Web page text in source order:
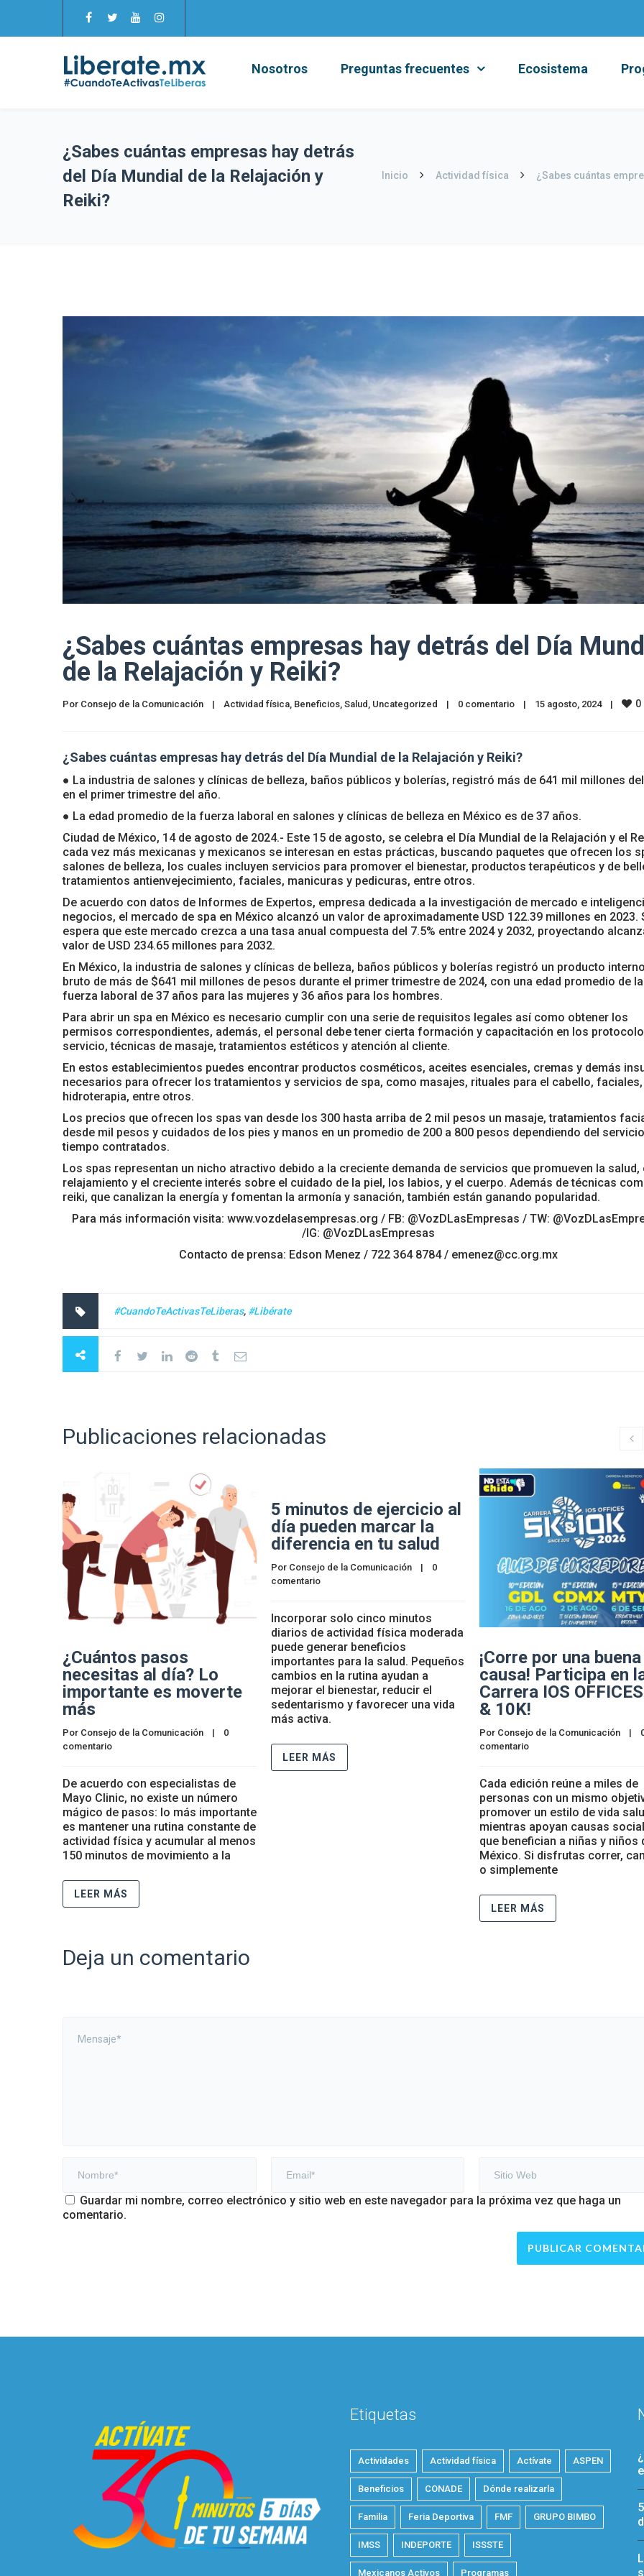
Nosotros Preguntas frecuentes Ecosistema
¿Sabes cuántas empresas hay detrás
del Día Mundial de la Relajación y
Reiki?
Inicio Actividad física ¿Sabes cuántas
¿Sabes cuántas empresas hay detrás del Día
de la Relajación y Reiki?
Por Consejo de la Comunicación | Actividad física, Beneficios, Salud , Uncategorized | 0 comentario | 15 agosto, 2024 | 0
¿Sabes cuántas empresas hay detrás del Día Mundial de la Relajación y Reiki?
● La industria de salones y clínicas de belleza, baños públicos y bolerías, registró más de 641 mil millones del
en el primer trimestre del año.
● La edad promedio de la fuerza laboral en salones y clínicas de belleza en México es de 37 años.
Ciudad de México, 14 de agosto de 2024.- Este 15 de agosto, se celebra el Día Mundial de la Relajación y el
cada vez más mexicanas y mexicanos se interesan en estas prácticas, buscando paquetes que ofrecen los
salones de belleza, los cuales incluyen servicios para promover el bienestar, productos terapéuticos y de
tratamientos antienvejecimiento, faciales, manicuras y pedicuras, entre otros.
De acuerdo con datos de Informes de Expertos, empresa dedicada a la investigación de mercado e
negocios, el mercado de spa en México alcanzó un valor de aproximadamente USD 122.39 millones en 2023.
espera que este mercado crezca a una tasa anual compuesta del 7.5% entre 2024 y 2032, proyectando
valor de USD 234.65 millones para 2032.
En México, la industria de salones y clínicas de belleza, baños públicos y bolerías registró un producto interno
bruto de más de $641 mil millones de pesos durante el primer trimestre de 2024, con una edad promedio de la
fuerza laboral de 37 años para las mujeres y 36 años para los hombres.
Para abrir un spa en México es necesario cumplir con una serie de requisitos legales así como obtener los
permisos correspondientes, además, el personal debe tener cierta formación y capacitación en los
servicio, técnicas de masaje, tratamientos estéticos y atención al cliente.
En estos establecimientos puedes encontrar productos cosméticos, aceites esenciales, cremas y demás
necesarios para ofrecer los tratamientos y servicios de spa, como masajes, rituales para el cabello, faciales,
hidroterapia, entre otros.
Los precios que ofrecen los spas van desde los 300 hasta arriba de 2 mil pesos un masaje, tratamientos
desde mil pesos y cuidados de los pies y manos en un promedio de 200 a 800 pesos dependiendo del
tiempo contratados.
Los spas representan un nicho atractivo debido a la creciente demanda de servicios que promueven la salud,
relajamiento y el creciente interés sobre el cuidado de la piel, los labios, y el cuerpo. Además de técnicas
reiki, que canalizan la energía y fomentan la armonía y sanación, también están ganando popularidad.
Para más información visita: www.vozdelasempresas.org / FB: @VozDLasEmpresas / TW:
/IG: @VozDLasEmpresas
Contacto de prensa: Edson Menez / 722 364 8784 / emenez@cc.org.mx
#CuandoTeActivasTeLiberas, #Libérate
Publicaciones relacionadas
¿Cuántos pasos
necesitas al día? Lo
importante es moverte
más
Por Consejo de la Comunicación
    |
0
comentario
De acuerdo con especialistas de
Mayo Clinic, no existe un número
mágico de pasos: lo más importante
es mantener una rutina constante de
actividad física y acumular al menos
150 minutos de movimiento a la
LEER MÁS
5 minutos de ejercicio al
día pueden marcar la
diferencia en tu salud
Por Consejo de la Comunicación
    |
0
comentario
Incorporar solo cinco minutos
diarios de actividad física moderada
puede generar beneficios
importantes para la salud. Pequeños
cambios en la rutina ayudan a
mejorar el bienestar, reducir el
sedentarismo y favorecer una vida
más activa.
LEER MÁS
¡Corre por una buena
causa! Participa en
Carrera IOS
& 10K!
Por Consejo de la Comunicación
    |
comentario
Cada edición reúne a miles de
personas con un mismo
promover un estilo de vida
mientras apoyan causas
que benefician a niñas y niños
México. Si disfrutas correr,
o simplemente
LEER MÁS
Deja un comentario
Guardar mi nombre, correo electrónico y sitio web en este navegador para la próxima vez que haga un
comentario.
Etiquetas
Actividades Actividad física Actívate ASPEN
Beneficios CONADE Dónde realizarla
Familia Feria Deportiva FMF GRUPO BIMBO
IMSS INDEPORTE ISSSTE
Mexicanos Activos Programas